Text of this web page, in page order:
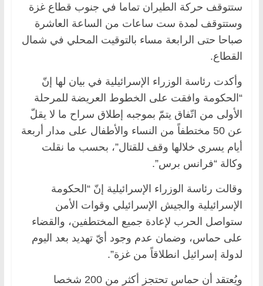
ستتوقف حركة الطيران تماما في جنوب قطاع غزة
وستتوقف لمدة ست ساعات من الساعة العاشرة
صباحا حتى الرابعة مساء بالتوقيت المحلي في شمال
القطاع.
وأكدت رئاسة الوزراء الإسرائيلية في بيان لها إنّ
“الحكومة وافقت على الخطوط العريضة للمرحلة
الأولى من اتّفاق يتمّ بموجبه إطلاق سراح ما لا يقلّ
عن 50 مختطفاً من النساء والأطفال على مدار أربعة
أيام يسري خلالها وقف للقتال”، بحسب ما نقلت
وكالة “فرانس برس”.
وقالت رئاسة الوزراء الإسرائيلية إنّ “الحكومة
الإسرائيلية والجيش الإسرائيلي وقوات الأمن
ستواصل الحرب لإعادة جميع المختطفين، والقضاء
على حماس، وضمان عدم وجود أيّ تهديد بعد اليوم
لدولة إسرائيل انطلاقاً من غزة”.
ويُعتقد أن حماس تحتجز أكثر من 200 شخصا